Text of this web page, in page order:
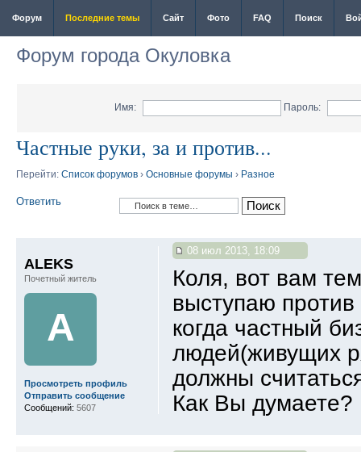
Форум Последние темы Сайт Фото FAQ Поиск
Форум города Окуловка
Имя: Пароль:
Частные руки, за и против...
Перейти: Список форумов › Основные форумы › Разное
Ответить
08 июл 2013, 18:09
Коля, вот вам
выступаю против
когда частный
людей(живущих
должны
Как Вы думаете?
ALEKS
Почетный житель
A
Просмотреть профиль
Отправить сообщение
Сообщений: 5607